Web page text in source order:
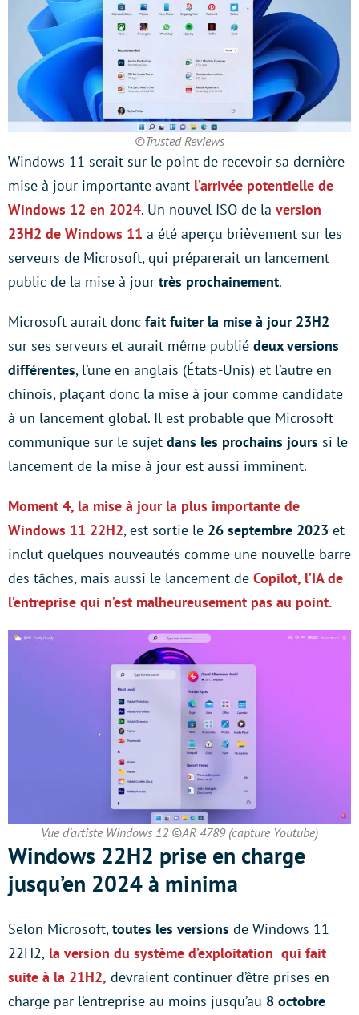
©Trusted Reviews
Windows 11 serait sur le point de recevoir sa dernière
mise à jour importante avant l’arrivée potentielle de
Windows 12 en 2024. Un nouvel ISO de la version
23H2 de Windows 11 a été aperçu brièvement sur les
serveurs de Microsoft, qui préparerait un lancement
public de la mise à jour très prochainement.
Microsoft aurait donc fait fuiter la mise à jour 23H2
sur ses serveurs et aurait même publié deux versions
différentes, l’une en anglais (États-Unis) et l’autre en
chinois, plaçant donc la mise à jour comme candidate
à un lancement global. Il est probable que Microsoft
communique sur le sujet dans les prochains jours si le
lancement de la mise à jour est aussi imminent.
Moment 4, la mise à jour la plus importante de
Windows 11 22H2, est sortie le 26 septembre 2023 et
inclut quelques nouveautés comme une nouvelle barre
des tâches, mais aussi le lancement de Copilot, l’IA de
l’entreprise qui n’est malheureusement pas au point.
Vue d’artiste Windows 12 ©AR 4789 (capture Youtube)
Windows 22H2 prise en charge
jusqu’en 2024 à minima
Selon Microsoft,toutes les versions de Windows 11
22H2, la version du système d’exploitation qui fait
suite à la 21H2, devraient continuer d’être prises en
charge par l’entreprise au moins jusqu’au 8 octobre